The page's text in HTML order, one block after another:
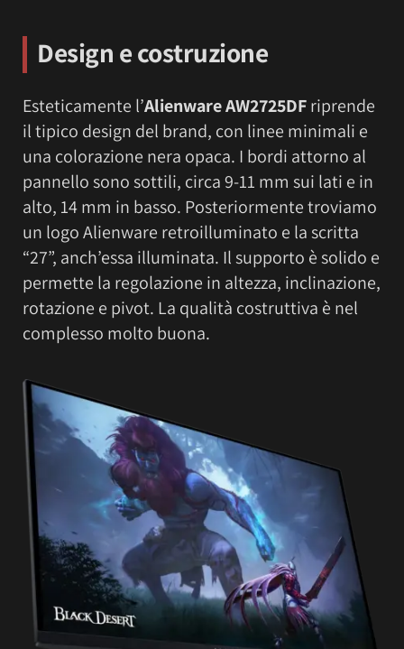
Design e costruzione
Esteticamente l’Alienware AW2725DFriprende
il tipico design del brand, con linee minimali e
una colorazione nera opaca. I bordi attorno al
pannello sono sottili, circa 9-11 mm sui lati e in
alto, 14 mm in basso. Posteriormente troviamo
un logo Alienware retroilluminato e la scritta
“27”, anch’essa illuminata. Il supporto è solido e
permette la regolazione in altezza, inclinazione,
rotazione e pivot. La qualità costruttiva è nel
complesso molto buona.